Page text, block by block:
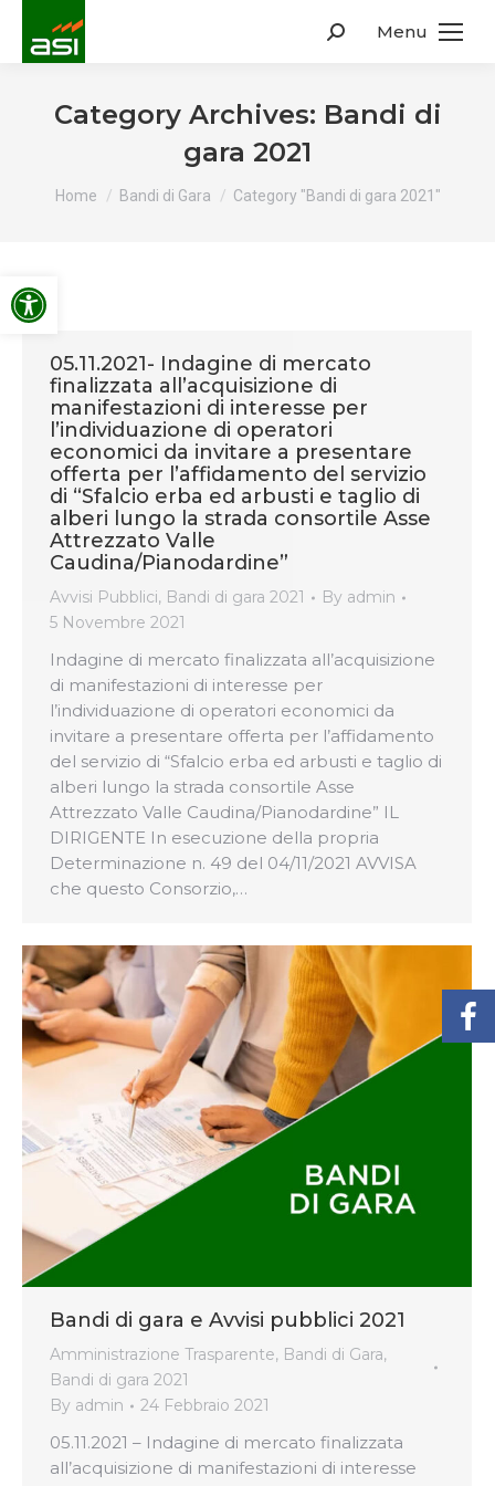
Apri la barra degli strumenti
Menu
Search:
Category Archives: Bandi di
gara 2021
You are here:
Home Bandi di Gara Category "Bandi di gara 2021"
05.11.2021- Indagine di mercato
finalizzata all’acquisizione di
manifestazioni di interesse per
l’individuazione di operatori
economici da invitare a presentare
offerta per l’affidamento del servizio
di “Sfalcio erba ed arbusti e taglio di
alberi lungo la strada consortile Asse
Attrezzato Valle
Caudina/Pianodardine”
Avvisi Pubblici, Bandi di gara 2021 By admin
5 Novembre 2021
Indagine di mercato finalizzata all’acquisizione
di manifestazioni di interesse per
l’individuazione di operatori economici da
invitare a presentare offerta per l’affidamento
del servizio di “Sfalcio erba ed arbusti e taglio di
alberi lungo la strada consortile Asse
Attrezzato Valle Caudina/Pianodardine” IL
DIRIGENTE In esecuzione della propria
Determinazione n. 49 del 04/11/2021 AVVISA
che questo Consorzio,…
Bandi di gara e Avvisi pubblici 2021
Amministrazione Trasparente, Bandi di Gara,
Bandi di gara 2021
By admin 24 Febbraio 2021
05.11.2021 – Indagine di mercato finalizzata
all’acquisizione di manifestazioni di interesse